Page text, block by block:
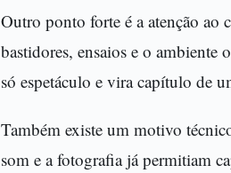
Outro ponto forte é a atenção ao
bastidores, ensaios e o ambiente
só espetáculo e vira capítulo de
Também existe um motivo
som e a fotografia já permitiam